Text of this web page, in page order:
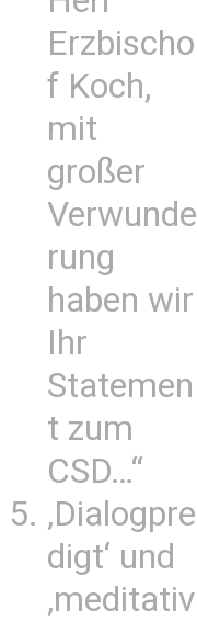
Erzbischo
f Koch,
mit
großer
Verwunde
rung
haben wir
Ihr
Statemen
t zum
CSD…“
‚Dialogpre
digt‘ und
‚meditativ